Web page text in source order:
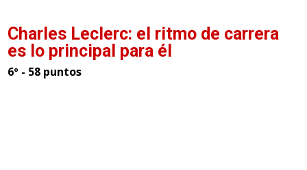
Charles Leclerc: el ritmo de carrera
es lo principal para él
6º - 58 puntos